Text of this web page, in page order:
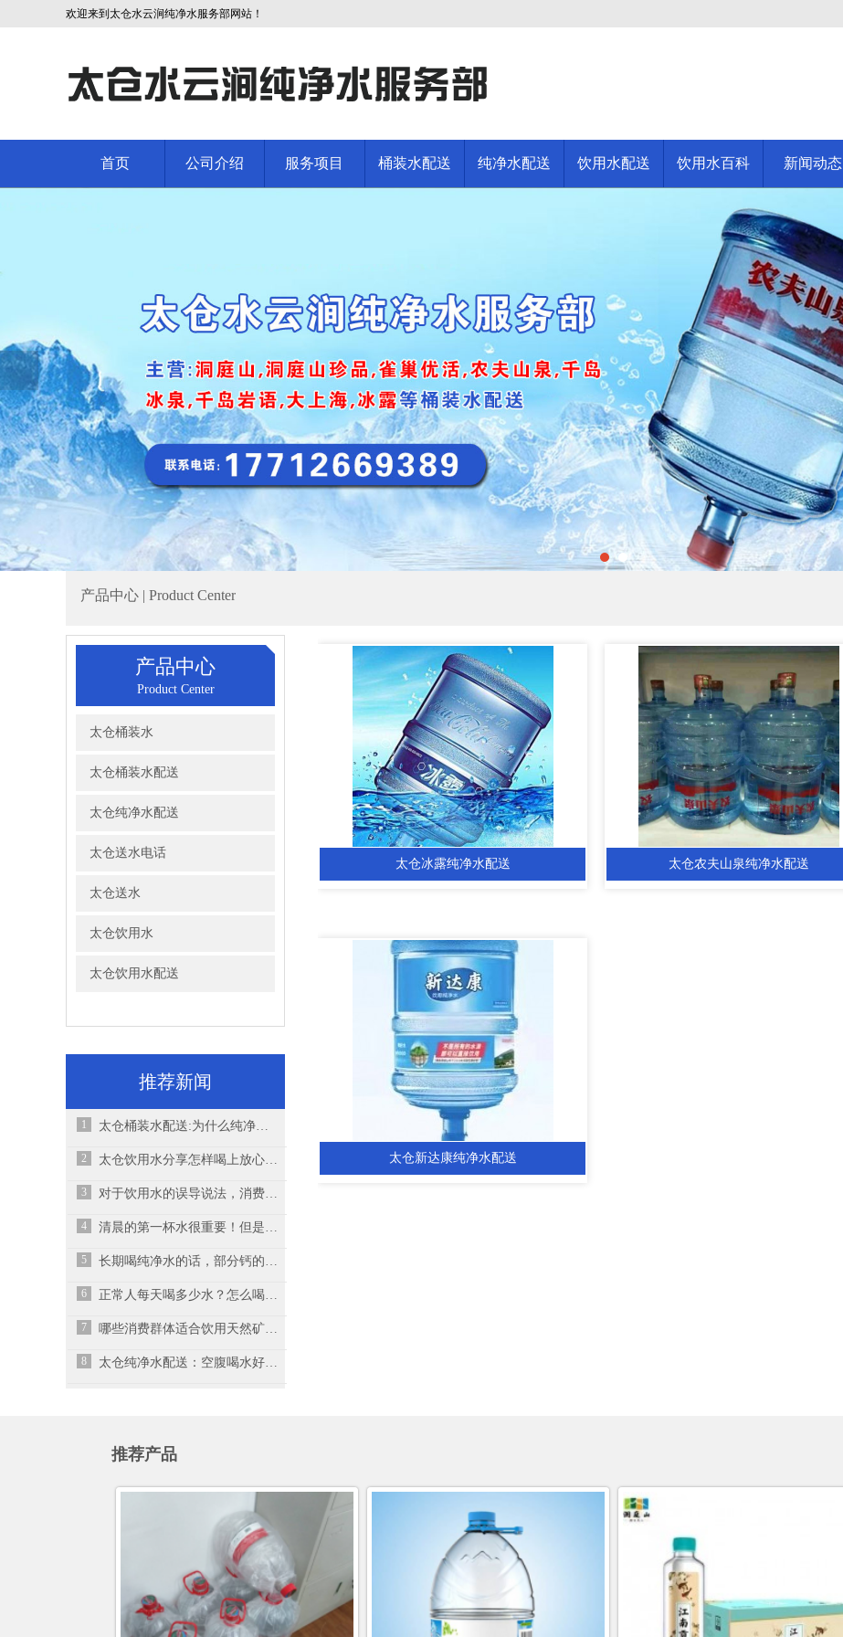
欢迎来到太仓水云涧纯净水服务部网站！
首页 公司介绍 服务项目 桶装水配送 纯净水配送 饮用水配送 饮用水百科 新闻动态
产品中心 | Product Center
产品中心
Product Center
太仓桶装水
太仓桶装水配送
太仓纯净水配送
太仓送水电话
太仓送水
太仓饮用水
太仓饮用水配送
推荐新闻
1 太仓桶装水配送:为什么纯净水及矿泉水中气泡的说明
2 太仓饮用水分享怎样喝上放心水、健康水
3 对于饮用水的误导说法，消费者听说过吗？
4 清晨的第一杯水很重要！但是你真的知道“怎么喝”？
5 长期喝纯净水的话，部分钙的来源可能没有了
6 正常人每天喝多少水？怎么喝水才正确？
7 哪些消费群体适合饮用天然矿泉水？
8 太仓纯净水配送：空腹喝水好不好,早上喝水对身体有什么好处呢
太仓冰露纯净水配送 太仓农夫山泉纯净水配送
太仓新达康纯净水配送
推荐产品